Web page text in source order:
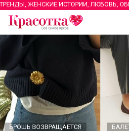
ЖЕНСКИЕ ИСТОРИИ, ЛЮБОВЬ,
БРОШЬ ВОЗВРАЩАЕТСЯ